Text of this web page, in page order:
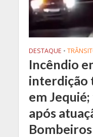
DESTAQUE •
Incêndio
interdição
em
após
Bombeiros